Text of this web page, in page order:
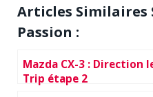
Articles Similaires
Passion :
Mazda CX-3 : Direction
Trip étape 2